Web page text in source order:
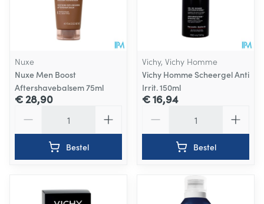
Nuxe
Nuxe Men Boost
Aftershavebalsem 75ml
€ 28,90
Bestel
Vichy, Vichy Homme
Vichy Homme Scheergel Anti
Irrit. 150ml
€ 16,94
Bestel